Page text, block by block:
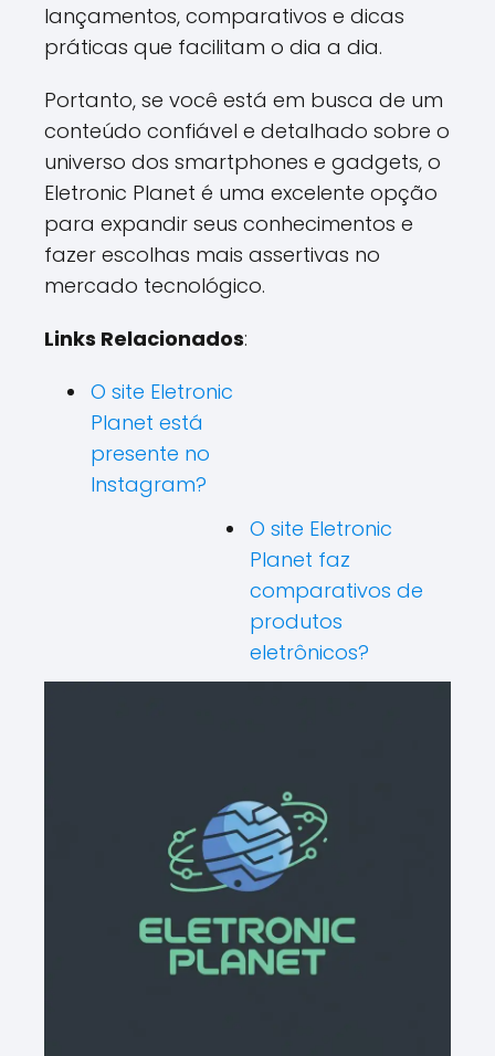
lançamentos, comparativos e dicas
práticas que facilitam o dia a dia.
Portanto, se você está em busca de um
conteúdo confiável e detalhado sobre o
universo dos smartphones e gadgets, o
Eletronic Planet é uma excelente opção
para expandir seus conhecimentos e
fazer escolhas mais assertivas no
mercado tecnológico.
Links Relacionados:
O site Eletronic
Planet está
presente no
Instagram?
O site Eletronic
Planet faz
comparativos de
produtos
eletrônicos?